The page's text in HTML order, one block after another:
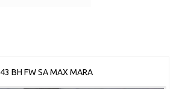
43 BH FW SA MAX MARA